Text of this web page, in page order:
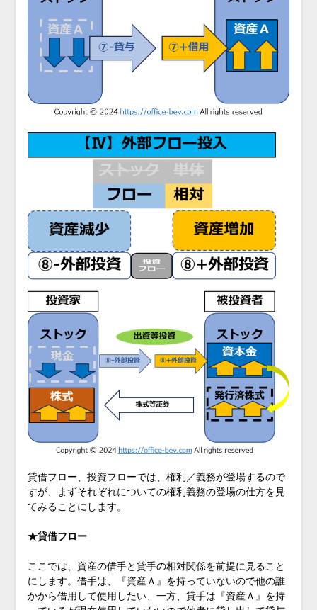
貸借フロー、投資フローでは、権利／義務が登場するので
すが、まずそれぞれについての権利義務の登場の仕方を見
てみることにします。
★貸借フロー
ここでは、資産の借手と貸手の相対関係を前提に見ること
にします。借手は、『資産Ａ』を持っていないので他の誰
かから借用して使用したい、一方、貸手は『資産Ａ』を持